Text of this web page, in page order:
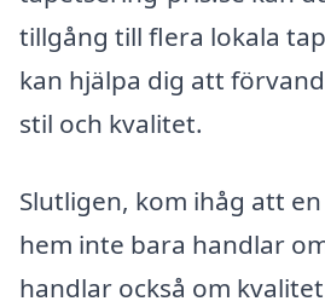
tillgång till flera lokala
kan hjälpa dig att
stil och kvalitet.
Slutligen, kom ihåg att
hem inte bara handlar
handlar också om